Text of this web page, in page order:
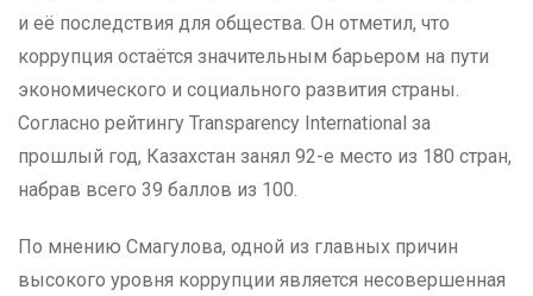
и её последствия для общества. Он отметил, что
коррупция остаётся значительным барьером на пути
экономического и социального развития страны.
Согласно рейтингу Transparency International за
прошлый год, Казахстан занял 92-е место из 180 стран,
набрав всего 39 баллов из 100.
По мнению Смагулова, одной из главных причин
высокого уровня коррупции является несовершенная